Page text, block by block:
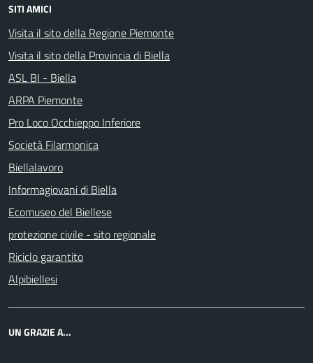
SITI AMICI
Visita il sito della Regione Piemonte
Visita il sito della Provincia di Biella
ASL BI - Biella
ARPA Piemonte
Pro Loco Occhieppo Inferiore
Società Filarmonica
Biellalavoro
Informagiovani di Biella
Ecomuseo del Biellese
protezione civile - sito regionale
Riciclo garantito
Alpibiellesi
UN GRAZIE A...